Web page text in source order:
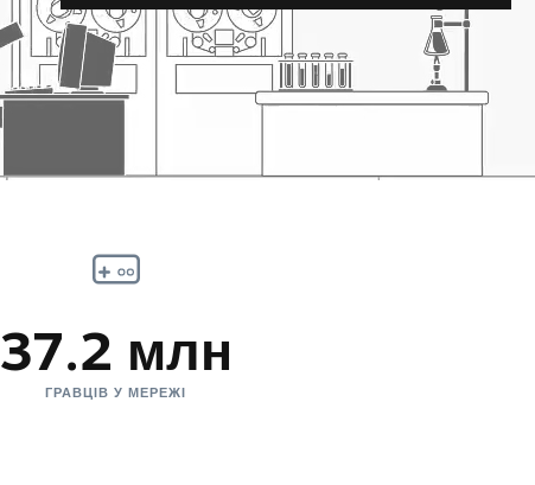
37.2 млн
ГРАВЦІВ У МЕРЕЖІ